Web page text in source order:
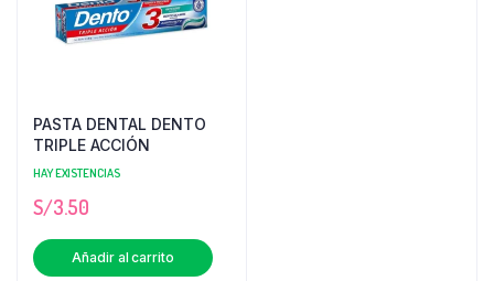
PASTA DENTAL DENTO
TRIPLE ACCIÓN
HAY EXISTENCIAS
S/3.50
Añadir al carrito